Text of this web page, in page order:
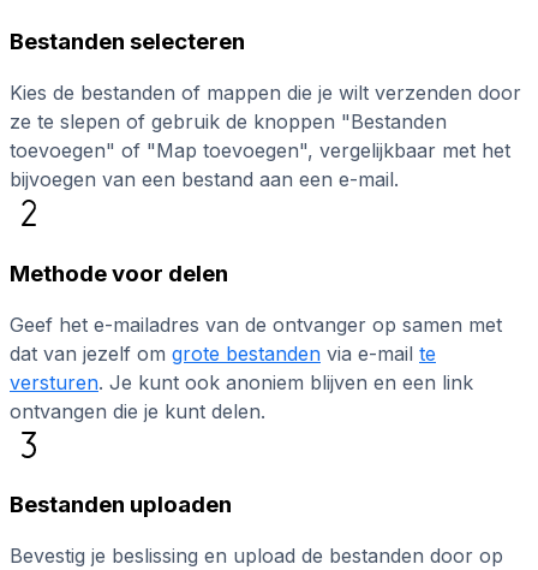
Bestanden selecteren
Kies de bestanden of mappen die je wilt verzenden door
ze te slepen of gebruik de knoppen "Bestanden
toevoegen" of "Map toevoegen", vergelijkbaar met het
bijvoegen van een bestand aan een e-mail.
Methode voor delen
Geef het e-mailadres van de ontvanger op samen met
dat van jezelf om grote bestanden via e-mail te
versturen. Je kunt ook anoniem blijven en een link
ontvangen die je kunt delen.
Bestanden uploaden
Bevestig je beslissing en upload de bestanden door op